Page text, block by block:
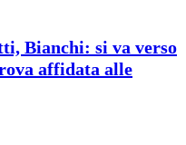
Bianchi: si va verso
affidata alle